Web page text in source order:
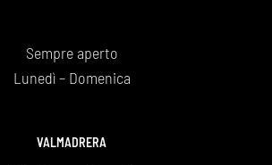
Sempre aperto
Lunedì – Domenica
VALMADRERA